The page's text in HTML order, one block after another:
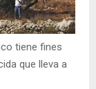
tiene fines
que lleva a